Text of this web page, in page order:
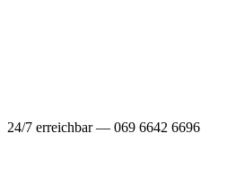
24/7 erreichbar — 069 6642 6696